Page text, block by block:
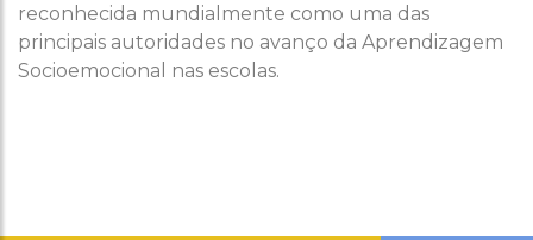
reconhecida mundialmente como uma das
principais autoridades no avanço da Aprendizagem
Socioemocional nas escolas.